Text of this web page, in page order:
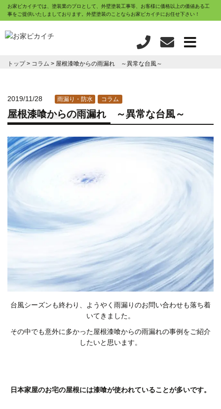
お家ピカイチでは、塗装業のプロとして、外壁塗装工事等、お客様に価格以上の価値ある工
事をご提供いたしましております。外壁塗装のことならお家ピカイチにお任せ下さい！
トップ コラム 屋根漆喰からの雨漏れ ～異常な台風～
2019/11/28 雨漏り・防水 コラム
屋根漆喰からの雨漏れ ～異常な台風～
台風シーズンも終わり、ようやく雨漏りのお問い合わせも落ち着
いてきました。
その中でも意外に多かった屋根漆喰からの雨漏れの事例をご紹介
したいと思います。
日本家屋のお宅の屋根には漆喰が使われていることが多いです。